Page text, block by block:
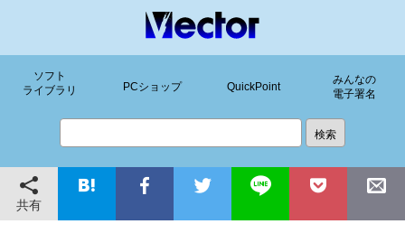
ソフト
ライブラリ
PCショップ QuickPoint
みんなの
電子署名
共有